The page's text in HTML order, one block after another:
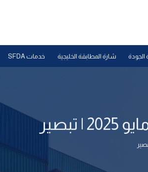
الجودة شارة المطابقة الخليجية خدمات SFDA